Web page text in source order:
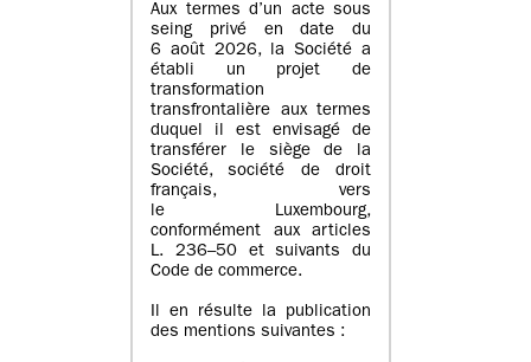
Aux termes d’un acte sous
seing privé en date du
6 août 2026, la Société a
établi un projet de
transformation
transfrontalière aux termes
duquel il est envisagé de
transférer le siège de la
Société, société de droit
français, vers
le Luxembourg,
conformément aux articles
L. 236–50 et suivants du
Code de commerce.
Il en résulte la publication
des mentions suivantes :